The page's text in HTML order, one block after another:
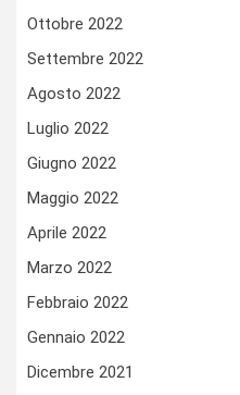
Ottobre 2022
Settembre 2022
Agosto 2022
Luglio 2022
Giugno 2022
Maggio 2022
Aprile 2022
Marzo 2022
Febbraio 2022
Gennaio 2022
Dicembre 2021